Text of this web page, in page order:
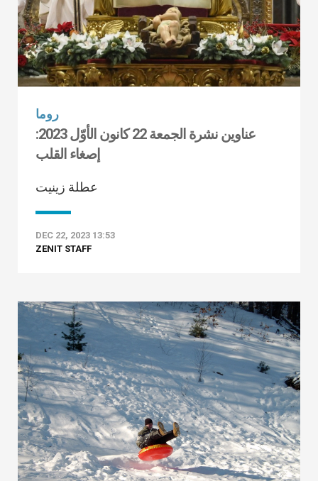
روما
عناوين نشرة الجمعة 22 كانون الأوّل 2023:
إصغاء القلب
عطلة زينيت
DEC 22, 2023 13:53
ZENIT STAFF